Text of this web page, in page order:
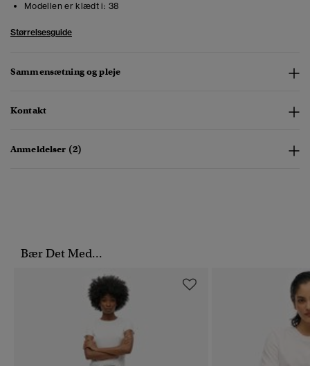
Modellen er klædt i: 38
Størrelsesguide
Sammensætning og pleje
Kontakt
Anmeldelser (2)
Bær Det Med...